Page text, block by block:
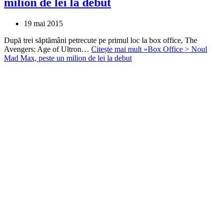
19 mai 2015
După trei săptămâni petrecute pe primul loc la box office, The
Avengers: Age of Ultron… Citește mai mult »Box Office > Noul
Mad Max, peste un milion de lei la debut